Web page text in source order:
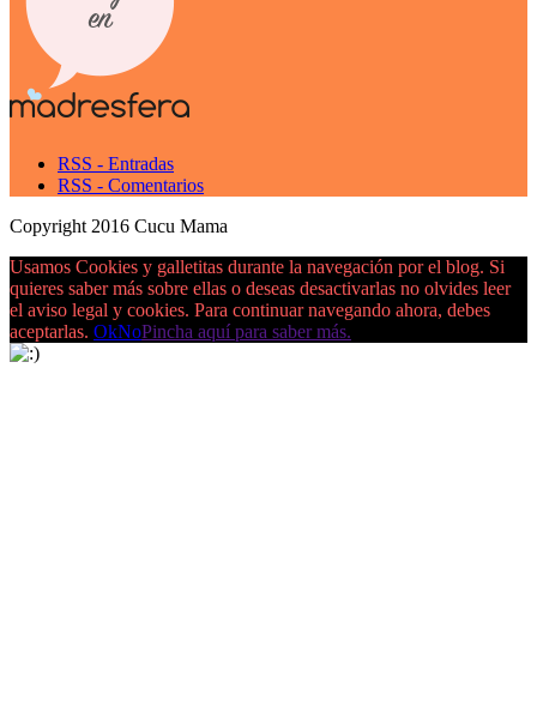
RSS - Entradas
RSS - Comentarios
Copyright 2016 Cucu Mama
Usamos Cookies y galletitas durante la navegación por el blog. Si
quieres saber más sobre ellas o deseas desactivarlas no olvides leer
el aviso legal y cookies. Para continuar navegando ahora, debes
aceptarlas. OkNoPincha aquí para saber más.